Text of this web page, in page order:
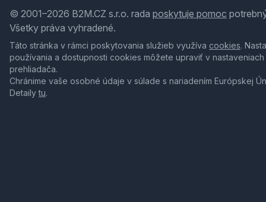
© 2001–2026 B2M.CZ s.r.o. rada poskytuje pomoc
Všetky práva vyhradené.
Táto stránka v rámci poskytovania služieb využíva cookies.
používania a dostupnosti cookies môžete upraviť v nastaveniach
prehliadača.
Chránime vaše osobné údaje v súlade s nariadením Európskej
Detailytu.